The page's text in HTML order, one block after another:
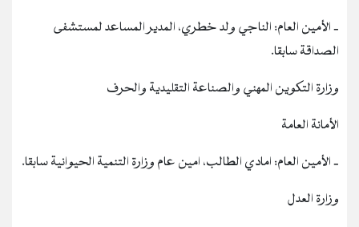
‐ الأمين العام: الناجي ولد خطري، المدير المساعد لمستشفى
الصداقة سابقا.
وزارة التكوين المهني والصناعة التقليدية والحرف
الأمانة العامة
‐ الأمين العام: امادي الطالب، امين عام وزارة التنمية الحيوانية سابقا.
وزارة العدل